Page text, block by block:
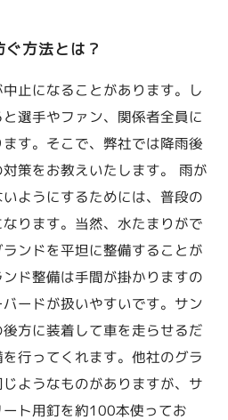
方法とは？
止になることがあります。し
選手やファン、関係者全員に
す。そこで、弊社では降雨後
策をお教えいたします。 雨が
ようにするためには、普段の
ります。当然、水たまりがで
ンドを平坦に整備することが
ド整備は手間が掛かりますの
ードが扱いやすいです。サン
方に装着して車を走らせるだ
行ってくれます。他社のグラ
ようなものがありますが、サ
ト用釘を約100本使ってお